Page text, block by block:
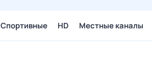
Спортивные HD Местные каналы